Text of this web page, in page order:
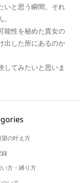
いと思う瞬間。それ
能性を秘めた貴女の
出した所にあるのか
してみたいと思いま
の叶え方
録
方・縛り方